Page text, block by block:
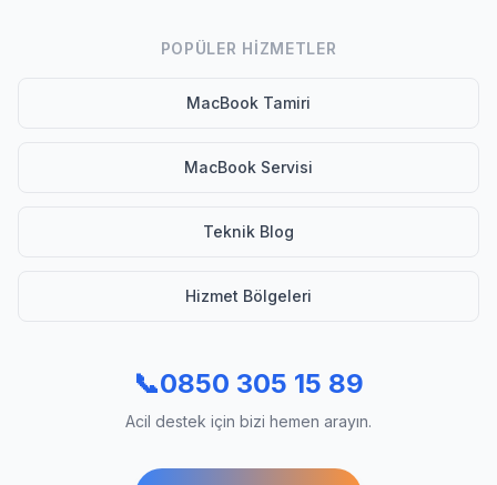
POPÜLER HIZMETLER
MacBook Tamiri
MacBook Servisi
Teknik Blog
Hizmet Bölgeleri
📞0850 305 15 89
Acil destek için bizi hemen arayın.